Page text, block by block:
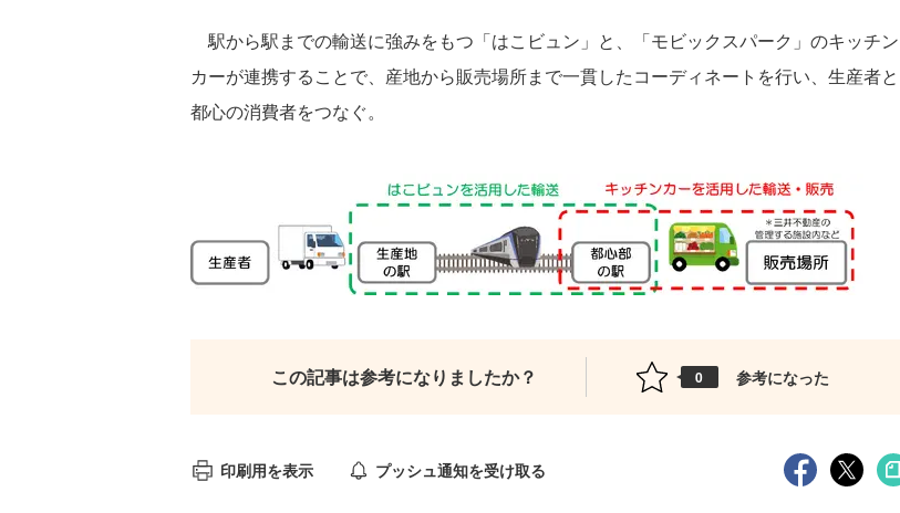
駅から駅までの輸送に強みをもつ「はこビュン」と、「モビックスパーク」のキッチン
カーが連携することで、産地から販売場所まで一貫したコーディネートを行い、生産者と
都心の消費者をつなぐ。
この記事は参考になりましたか？ 0 参考になった
印刷用を表示 プッシュ通知を受け取る